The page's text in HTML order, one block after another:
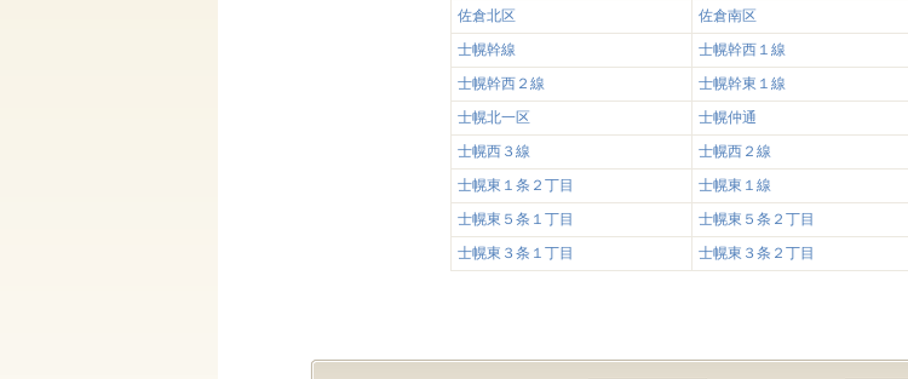
佐倉北区 佐倉南区
士幌幹線
士幌幹西１線
士幌幹西２線
士幌幹東１線
士幌北一区
士幌仲通
士幌西３線
士幌西２線
士幌東１条２丁目
士幌東１線
士幌東５条１丁目
士幌東５条２丁目
士幌東３条１丁目
士幌東３条２丁目